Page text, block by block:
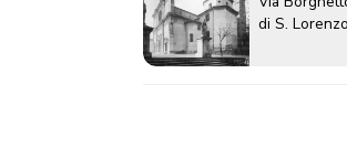
di S. Lorenzo